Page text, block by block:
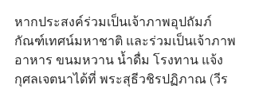
หากประสงค์ร่วมเป็นเจ้าภาพอุปถัมภ์
กัณฑ์เทศน์มหาชาติ และร่วมเป็นเจ้าภาพ
อาหาร ขนมหวาน น้ำดื่ม โรงทาน แจ้ง
กุศลเจตนาได้ที่ พระสุธีวชิรปฏิภาณ (วีร